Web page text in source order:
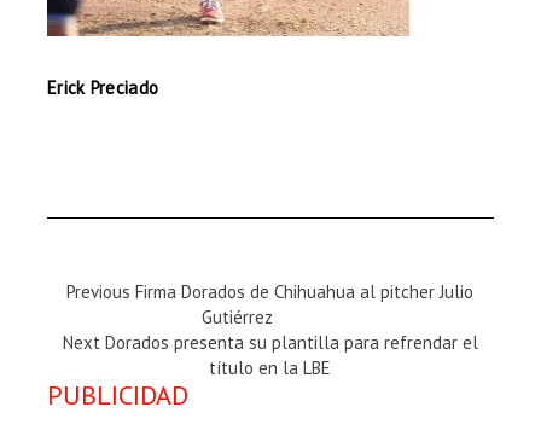
Erick Preciado
Previous
:
Previous Firma Dorados de Chihuahua al pitcher Julio
Gutiérrez
Next
:
Next Dorados presenta su plantilla para refrendar el
título en la LBE
PUBLICIDAD